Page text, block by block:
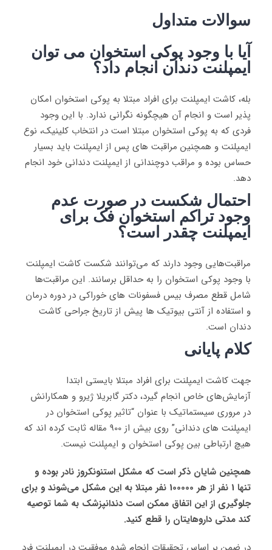
سوالات متداول
آیا با وجود پوکی استخوان می توان
ایمپلنت دندان انجام داد؟
بله، کاشت ایمپلنت برای افراد مبتلا به پوکی استخوان امکان
پذیر است و انجام آن هیچگونه نگرانی ندارد. با این وجود
فردی که به پوکی استخوان مبتلا است در انتخاب کلینیک، نوع
ایمپلنت و همچنین مراقبت های پس از ایمپلنت باید بسیار
حساس بوده و مراقب دوچندانی از ایمپلنت دندانی خود انجام
دهد.
احتمال شکست در صورت عدم
وجود تراکم استخوان فک برای
ایمپلنت چقدر است؟
مراقبت‌هایی وجود دارند که می‌توانند شکست کاشت ایمپلنت
با وجود پوکی استخوان را به حداقل برسانند. این مراقبت‌ها
شامل قطع مصرف بیس فسفونات های خوراکی در دوره درمان
و استفاده از آنتی بیوتیک ها پیش از تاریخ جراحی کاشت
دندان است.
کلامپایانی
جهت کاشت ایمپلنت برای افراد مبتلا بایستی ابتدا
آزمایش‌های خاص انجام گیرد، دکتر گابریلا ژیرو و همکارانش
در مروری سیستماتیک با عنوان “تاثیر پوکی استخوان در
ایمپلنت های دندانی” روی بیش از 900 مقاله ثابت کرده اند که
هیچ ارتباطی بین پوکی استخوان و ایمپلنت نیست.
همچنین شایان ذکر است که مشکل استنونکروز نادر بوده و
تنها 1 نفر از هر 100000 نفر مبتلا به این مشکل می‌شوند و برای
جلوگیری از این اتفاق ممکن است دندانپزشک به شما توصیه
کند مدتی داروهایتان را قطع کنید.